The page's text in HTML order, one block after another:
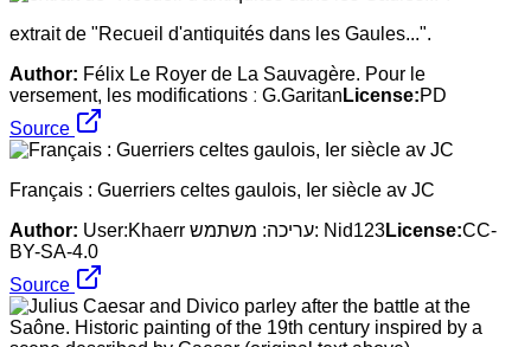
extrait de "Recueil d'antiquités dans les Gaules...".
Author: Félix Le Royer de La Sauvagère. Pour le
versement, les modifications ː G.Garitan License:PD
Source
Français : Guerriers celtes gaulois, Ier siècle av JC
Author:
User:Khaerr עריכה: משתמש: Nid123License:CC-
BY-SA-4.0
Source